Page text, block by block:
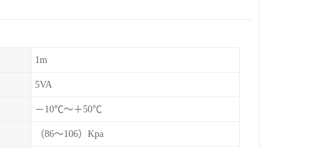
1m
5VA
－10℃～＋50℃
（86～106）Kpa